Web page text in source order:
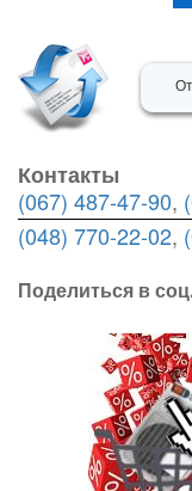
Контакты
(067) 487-47-90,
(048) 770-22-02,
Поделиться в